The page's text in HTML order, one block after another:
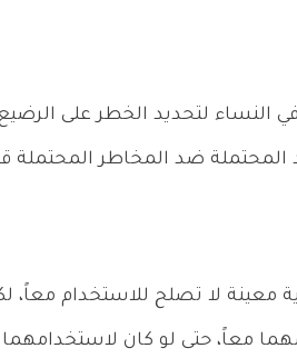
النساء لتحديد الخطر على
المحتملة ضد المخاطر المحتملة
معينة لا تصلح للاستخدام
معاً، حتى لو كان